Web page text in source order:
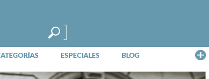
ESPECIALES BLOG